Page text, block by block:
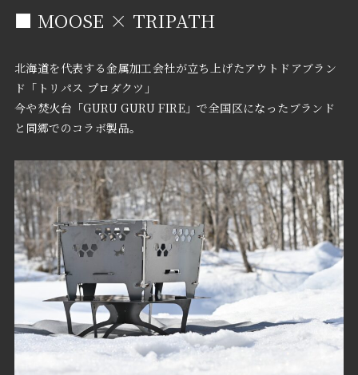
■ MOOSE × TRIPATH
北海道を代表する金属加工会社が立ち上げたアウトドアブラン
ド「トリパス プロダクツ」
今や焚火台「GURU GURU FIRE」で全国区になったブランド
と同郷でのコラボ製品。